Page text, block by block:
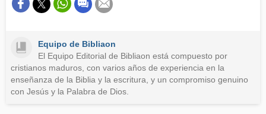
Este contenido contiene información incorrecta
Otro
Equipo de Bibliaon
El Equipo Editorial de Bibliaon está compuesto por
cristianos maduros, con varios años de experiencia en la
enseñanza de la Biblia y la escritura, y un compromiso genuino
con Jesús y la Palabra de Dios.